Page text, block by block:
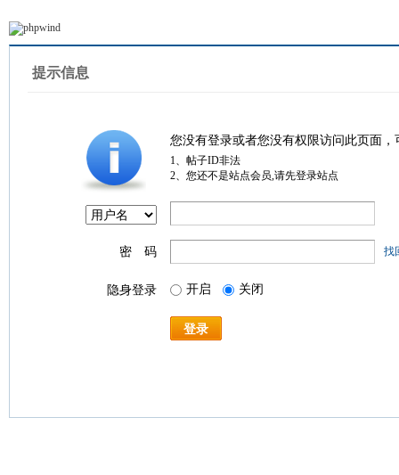
提示信息
您没有登录或者您没有权限访问此页面
1、帖子ID非法
2、您还不是站点会员,请先登录站点
密 码 找
隐身登录 开启 关闭
登录